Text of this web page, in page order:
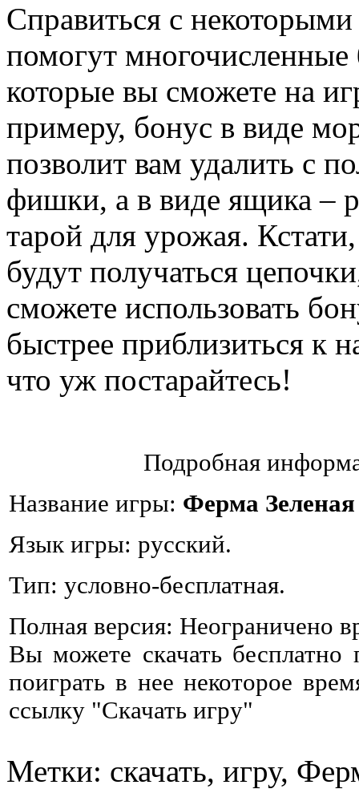
Справиться с
помогут многочисленные
которые вы сможете на
примеру, бонус в виде
позволит вам удалить с
фишки, а в виде ящика –
тарой для урожая.
будут получаться
сможете использовать
быстрее приблизиться к
что уж постарайтесь!
Подробная
Название игры: Ферма
Язык игры: русский.
Тип: условно-бесплатная.
Полная версия: Неограничено
Вы можете скачать
поиграть в нее некоторое
ссылку "Скачать игру"
Метки: скачать, игру,